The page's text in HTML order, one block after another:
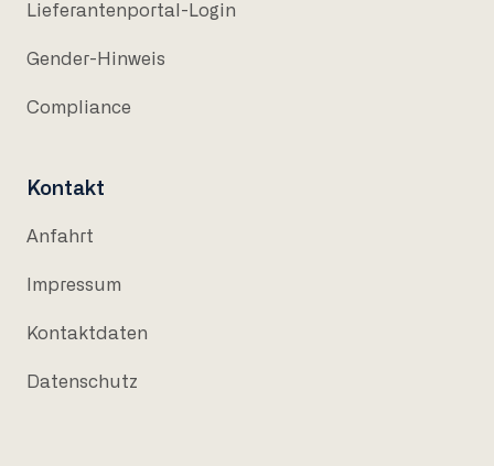
Lieferantenportal-Login
Gender-Hinweis
Compliance
Kontakt
Anfahrt
Impressum
Kontaktdaten
Datenschutz